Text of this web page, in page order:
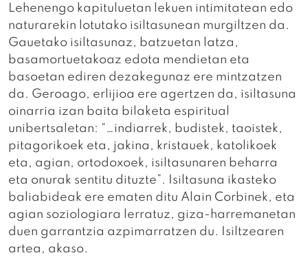
Lehenengo kapituluetan lekuen intimitatean edo
naturarekin lotutako isiltasunean murgiltzen da.
Gauetako isiltasunaz, batzuetan latza,
basamortuetakoaz edota mendietan eta
basoetan ediren dezakegunaz ere mintzatzen
da. Geroago, erlijioa ere agertzen da, isiltasuna
oinarria izan baita bilaketa espiritual
unibertsaletan: “…indiarrek, budistek, taoistek,
pitagorikoek eta, jakina, kristauek, katolikoek
eta, agian, ortodoxoek, isiltasunaren beharra
eta onurak sentitu dituzte”. Isiltasuna ikasteko
baliabideak ere ematen ditu Alain Corbinek, eta
agian soziologiara lerratuz, giza-harremanetan
duen garrantzia azpimarratzen du. Isiltzearen
artea, akaso.